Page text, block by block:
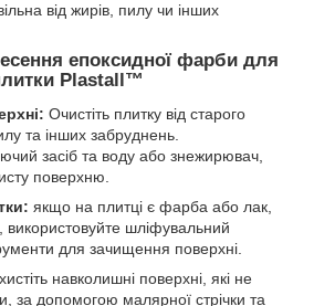
від жирів, пилу чи інших
епоксидної фарби для
Plastall™
Очистіть плитку від старого
та інших забруднень.
засіб та воду або знежирювач,
поверхню.
якщо на плитці є фарба або лак,
використовуйте шліфувальний
для зачищення поверхні.
навколишні поверхні, які не
за допомогою малярної стрічки та